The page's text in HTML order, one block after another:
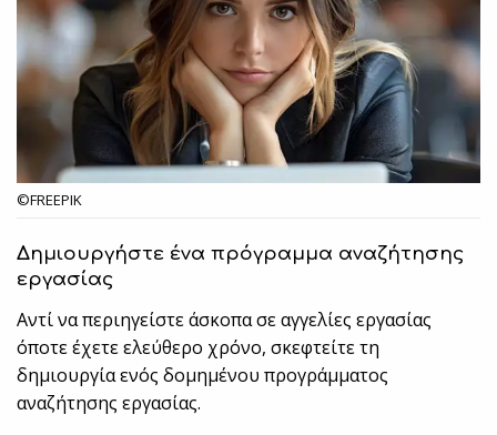
©FREEPIK
Δημιουργήστε ένα πρόγραμμα αναζήτησης
εργασίας
Αντί να περιηγείστε άσκοπα σε αγγελίες εργασίας
όποτε έχετε ελεύθερο χρόνο, σκεφτείτε τη
δημιουργία ενός δομημένου προγράμματος
αναζήτησης εργασίας.